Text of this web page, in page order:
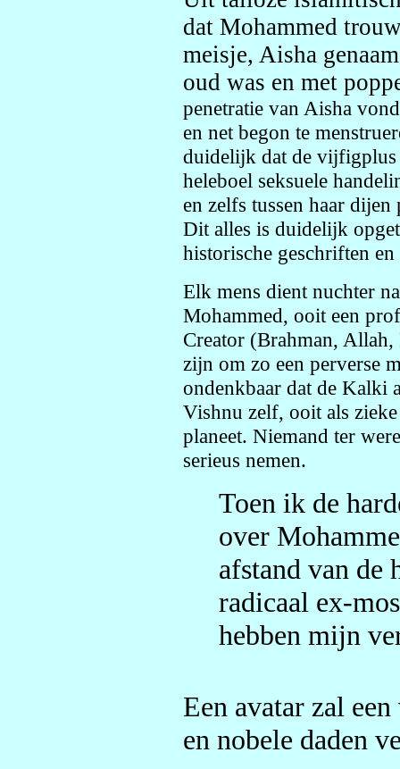
dat Mohammed
meisje, Aisha
oud was en met
penetratie van Aisha
en net begon te
duidelijk dat de vijfigplus
heleboel seksuele
en zelfs tussen haar
Dit alles is duidelijk
historische geschriften
Elk mens dient nuchter
Mohammed, ooit een
Creator (Brahman,
zijn om zo een perverse
ondenkbaar dat de Kalki
Vishnu zelf, ooit als
planeet. Niemand ter
serieus nemen.
Toen ik de
over
afstand van de
radicaal ex-
hebben mijn
Een avatar zal
en nobele daden